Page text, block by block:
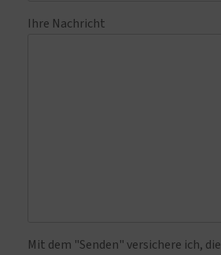
Ihre Nachricht
Bitte lasse dieses Feld leer.
Mit dem "Senden" versichere ich, die